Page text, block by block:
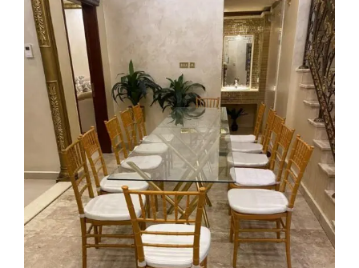
مشاهدة
صورة
أكبر